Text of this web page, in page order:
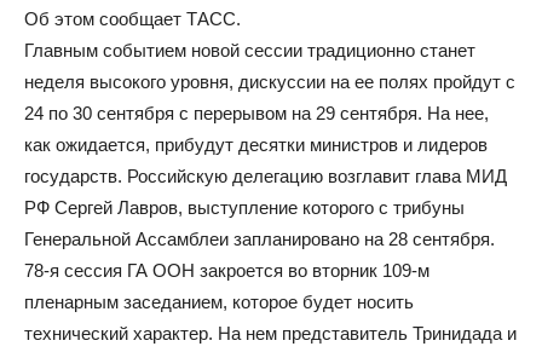
Об этом сообщает ТАСС.
Главным событием новой сессии традиционно станет
неделя высокого уровня, дискуссии на ее полях пройдут с
24 по 30 сентября с перерывом на 29 сентября. На нее,
как ожидается, прибудут десятки министров и лидеров
государств. Российскую делегацию возглавит глава МИД
РФ Сергей Лавров, выступление которого с трибуны
Генеральной Ассамблеи запланировано на 28 сентября.
78-я сессия ГА ООН закроется во вторник 109-м
пленарным заседанием, которое будет носить
технический характер. На нем представитель Тринидада и